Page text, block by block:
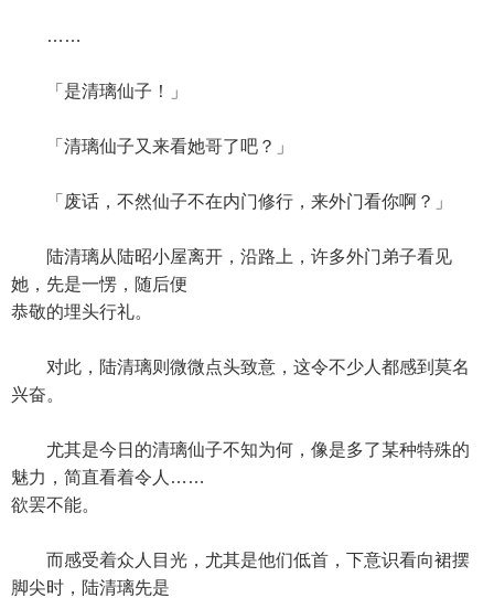
……
「是清璃仙子！」
「清璃仙子又来看她哥了吧？」
「废话，不然仙子不在内门修行，来外门看你啊？」
陆清璃从陆昭小屋离开，沿路上，许多外门弟子看见
她，先是一愣，随后便
恭敬的埋头行礼。
对此，陆清璃则微微点头致意，这令不少人都感到莫名
兴奋。
尤其是今日的清璃仙子不知为何，像是多了某种特殊的
魅力，简直看着令人……
欲罢不能。
而感受着众人目光，尤其是他们低首，下意识看向裙摆
脚尖时，陆清璃先是